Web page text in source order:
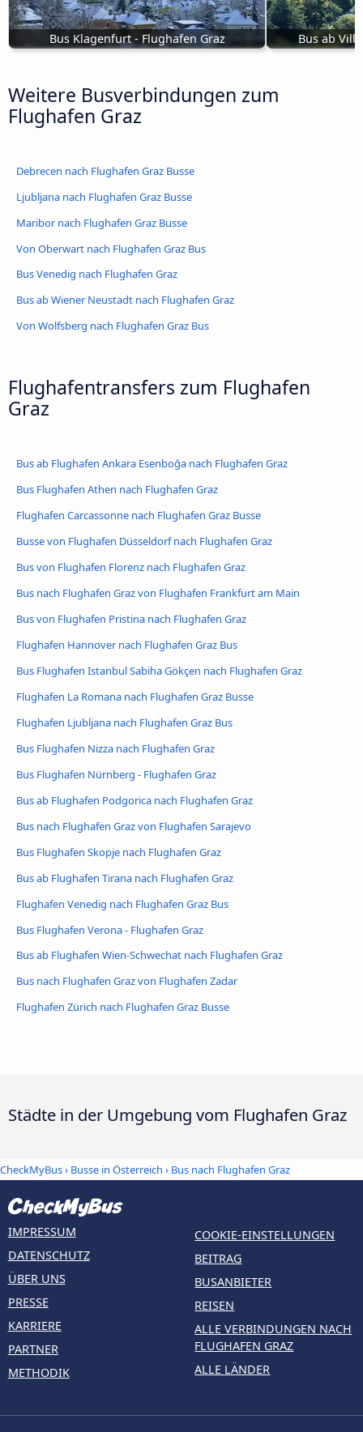
Bus Klagenfurt - Flughafen Graz Bus ab
Weitere Busverbindungen zum
Flughafen Graz
Debrecen nach Flughafen Graz Busse
Ljubljana nach Flughafen Graz Busse
Maribor nach Flughafen Graz Busse
Von Oberwart nach Flughafen Graz Bus
Bus Venedig nach Flughafen Graz
Bus ab Wiener Neustadt nach Flughafen Graz
Von Wolfsberg nach Flughafen Graz Bus
Flughafentransfers zum Flughafen
Graz
Bus ab Flughafen Ankara Esenboğa nach Flughafen Graz
Bus Flughafen Athen nach Flughafen Graz
Flughafen Carcassonne nach Flughafen Graz Busse
Busse von Flughafen Düsseldorf nach Flughafen Graz
Bus von Flughafen Florenz nach Flughafen Graz
Bus nach Flughafen Graz von Flughafen Frankfurt am Main
Bus von Flughafen Pristina nach Flughafen Graz
Flughafen Hannover nach Flughafen Graz Bus
Bus Flughafen Istanbul Sabiha Gökçen nach Flughafen Graz
Flughafen La Romana nach Flughafen Graz Busse
Flughafen Ljubljana nach Flughafen Graz Bus
Bus Flughafen Nizza nach Flughafen Graz
Bus Flughafen Nürnberg - Flughafen Graz
Bus ab Flughafen Podgorica nach Flughafen Graz
Bus nach Flughafen Graz von Flughafen Sarajevo
Bus Flughafen Skopje nach Flughafen Graz
Bus ab Flughafen Tirana nach Flughafen Graz
Flughafen Venedig nach Flughafen Graz Bus
Bus Flughafen Verona - Flughafen Graz
Bus ab Flughafen Wien-Schwechat nach Flughafen Graz
Bus nach Flughafen Graz von Flughafen Zadar
Flughafen Zürich nach Flughafen Graz Busse
Städte in der Umgebung vom Flughafen Graz
CheckMyBus› Busse in Österreich › Bus nach Flughafen Graz
IMPRESSUM
DATENSCHUTZ
ÜBER UNS
PRESSE
KARRIERE
PARTNER
METHODIK
COOKIE-EINSTELLUNGEN
BEITRAG
BUSANBIETER
REISEN
ALLE VERBINDUNGEN NACH
FLUGHAFEN GRAZ
ALLE LÄNDER